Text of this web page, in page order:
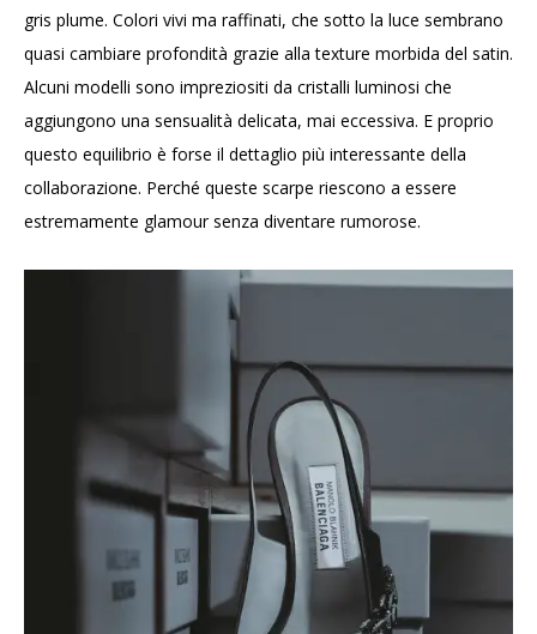
gris plume. Colori vivi ma raffinati, che sotto la luce sembrano
quasi cambiare profondità grazie alla texture morbida del satin.
Alcuni modelli sono impreziositi da cristalli luminosi che
aggiungono una sensualità delicata, mai eccessiva. E proprio
questo equilibrio è forse il dettaglio più interessante della
collaborazione. Perché queste scarpe riescono a essere
estremamente glamour senza diventare rumorose.